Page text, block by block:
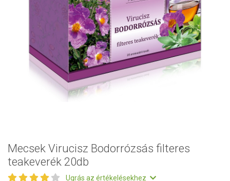
Mecsek Virucisz Bodorrózsás filteres
teakeverék 20db
Ugrás az értékelésekhez